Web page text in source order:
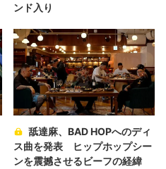
ンド入り
舐達麻、BAD HOPへのディ
ス曲を発表 ヒップホップシー
ンを震撼させるビーフの経緯